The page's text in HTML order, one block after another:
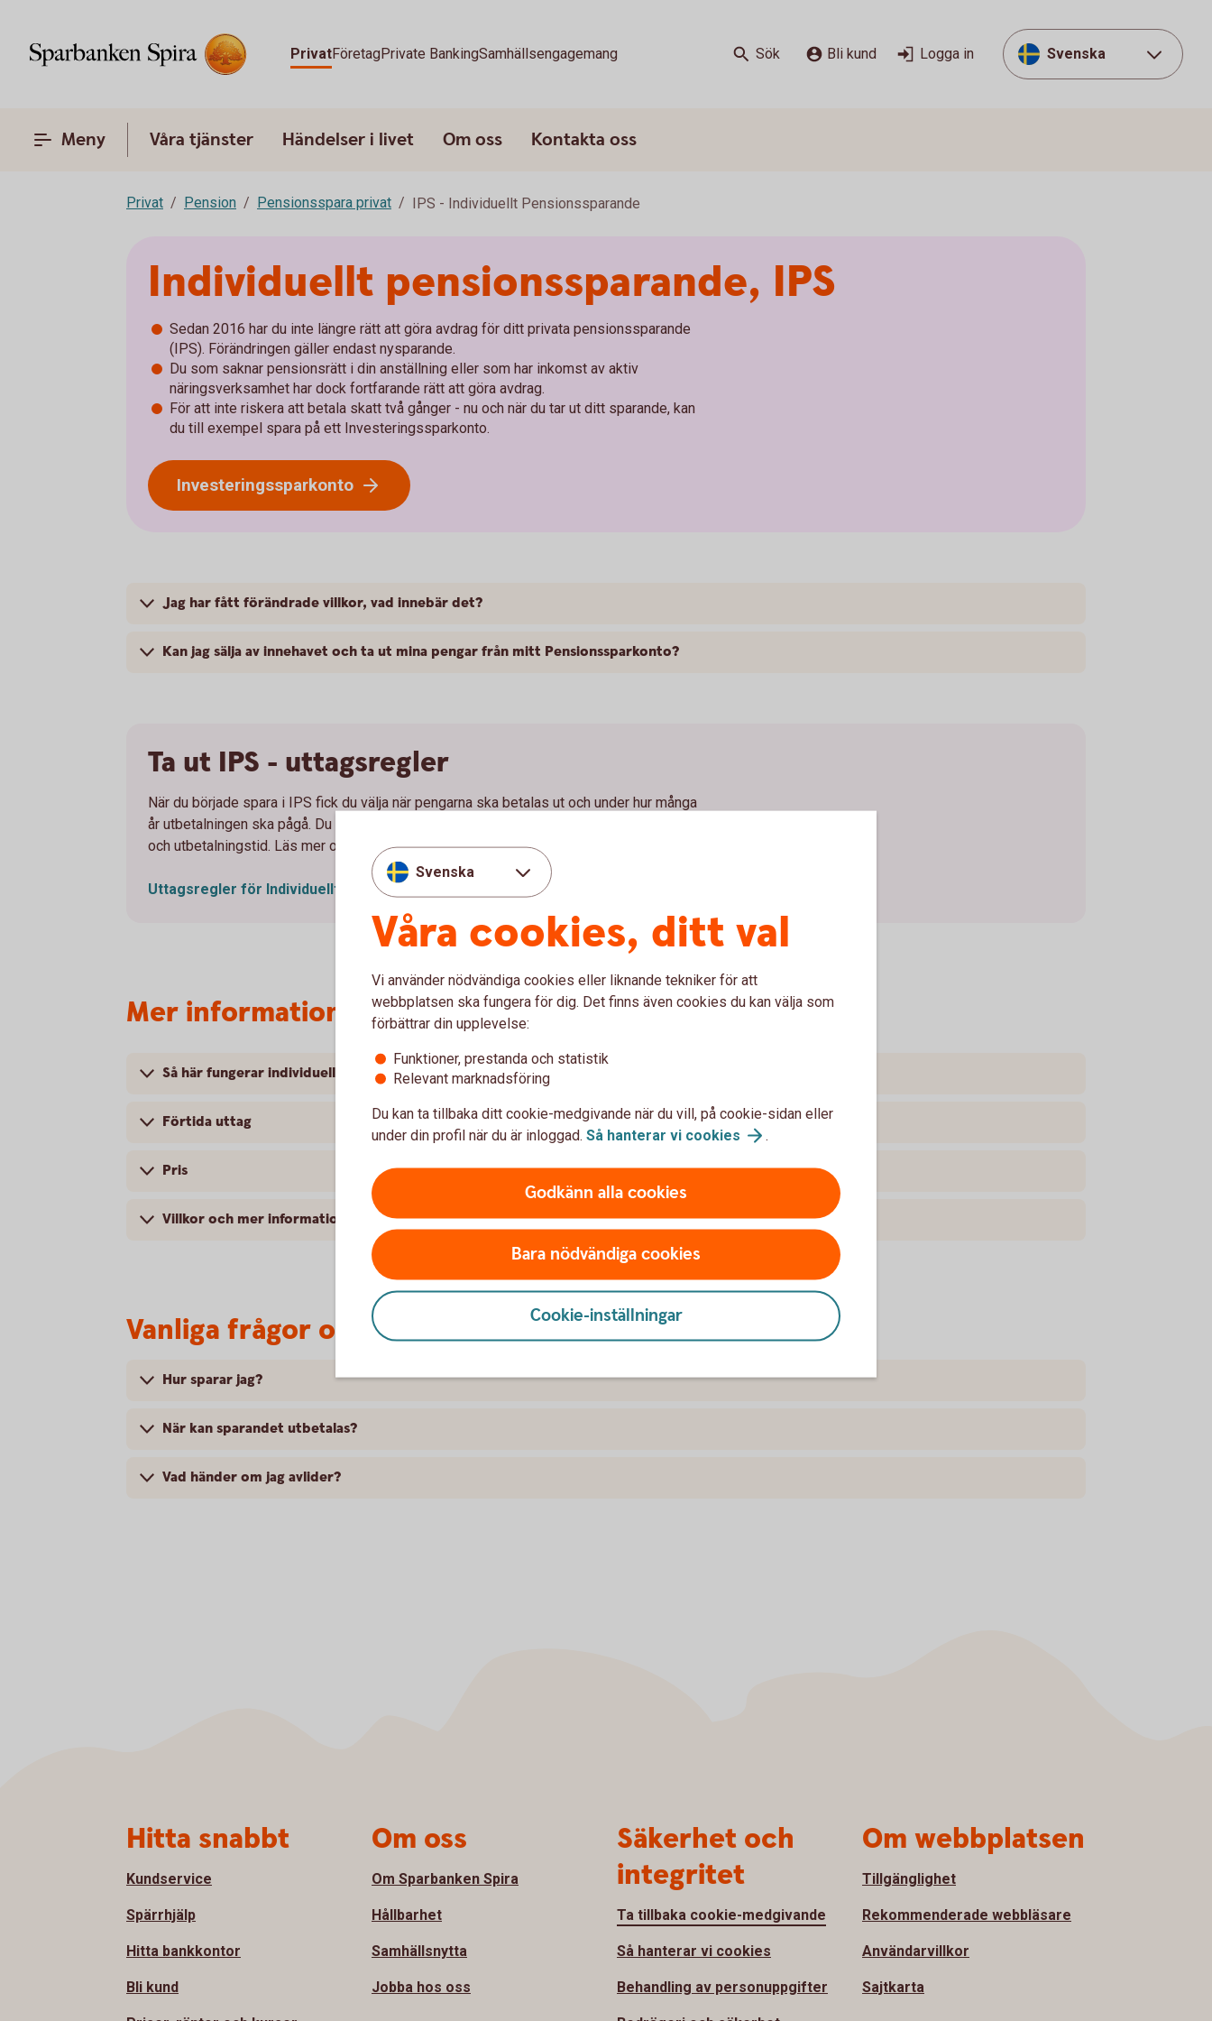
PrivatFöretagPrivate BankingSamhällsengagemang Sök Bli kund Logga in Svenska
Meny Våra tjänster Händelser i livet Om oss Kontakta oss
Privat Pension Pensionsspara privat IPS - Individuellt Pensionssparande
Individuellt pensionssparande, IPS
Sedan 2016 har du inte längre rätt att göra avdrag för ditt privata pensionssparande
(IPS). Förändringen gäller endast nysparande.
Du som saknar pensionsrätt i din anställning eller som har inkomst av aktiv
näringsverksamhet har dock fortfarande rätt att göra avdrag.
För att inte riskera att betala skatt två gånger - nu och när du tar ut ditt sparande, kan
du till exempel spara på ett Investeringssparkonto.
Investeringssparkonto
Jag har fått förändrade villkor, vad innebär det?
Kan jag sälja av innehavet och ta ut mina pengar från mitt Pensionssparkonto?
Ta ut IPS - uttagsregler
När du började spara i IPS fick du välja när pengarna ska betalas ut och under hur många
år utbetalningen ska pågå. Du kan när som helst ändra din planerade start av utbetalning
och utbetalningstid. Läs mer om uttagsreglerna för IPS.
Uttagsregler för Individuellt Pensionssparande
Mer information om IPS
Så här fungerar individuellt pensionssparande
Förtida uttag
Pris
Villkor och mer information
Vanliga frågor och svar
Hur sparar jag?
När kan sparandet utbetalas?
Vad händer om jag avlider?
Svenska
Våra cookies, ditt val
Vi använder nödvändiga cookies eller liknande tekniker för att
webbplatsen ska fungera för dig. Det finns även cookies du kan välja som
förbättrar din upplevelse:
Funktioner, prestanda och statistik
Relevant marknadsföring
Du kan ta tillbaka ditt cookie-medgivande när du vill, på cookie-sidan eller
under din profil när du är inloggad. Så hanterar vi cookies .
Godkänn alla cookies
Bara nödvändiga cookies
Cookie-inställningar
Hitta snabbt
Kundservice
Spärrhjälp
Hitta bankkontor
Bli kund
Om oss
Om Sparbanken Spira
Hållbarhet
Samhällsnytta
Jobba hos oss
Säkerhet och
integritet
Ta tillbaka cookie-medgivande
Så hanterar vi cookies
Behandling av personuppgifter
Om webbplatsen
Tillgänglighet
Rekommenderade webbläsare
Användarvillkor
Sajtkarta